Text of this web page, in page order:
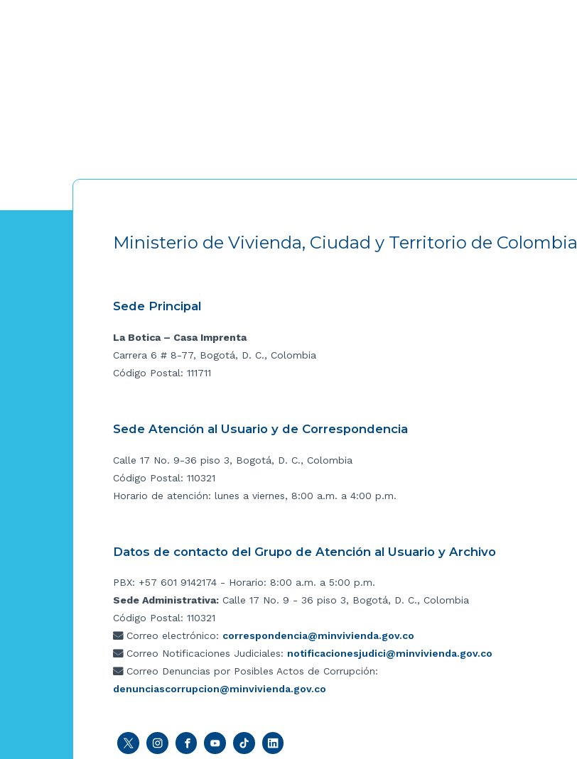
Ministerio de Vivienda, Ciudad y Territorio de Colombia
Sede Principal
La Botica – Casa Imprenta
Carrera 6 # 8-77, Bogotá, D. C., Colombia
Código Postal: 111711
Sede Atención al Usuario y de Correspondencia
Calle 17 No. 9-36 piso 3, Bogotá, D. C., Colombia
Código Postal: 110321
Horario de atención: lunes a viernes, 8:00 a.m. a 4:00 p.m.
Datos de contacto del Grupo de Atención al Usuario y Archivo
PBX: +57 601 9142174 - Horario: 8:00 a.m. a 5:00 p.m.
Sede Administrativa: Calle 17 No. 9 - 36 piso 3, Bogotá, D. C., Colombia
Código Postal: 110321
Correo electrónico: correspondencia@minvivienda.gov.co
Correo Notificaciones Judiciales: notificacionesjudici@minvivienda.gov.co
Correo Denuncias por Posibles Actos de Corrupción:
denunciascorrupcion@minvivienda.gov.co